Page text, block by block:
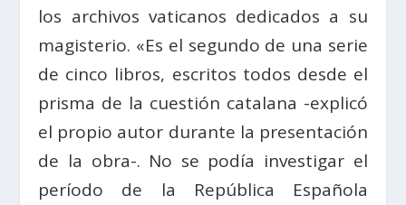
los archivos vaticanos dedicados a su
magisterio. «Es el segundo de una serie
de cinco libros, escritos todos desde el
prisma de la cuestión catalana -explicó
el propio autor durante la presentación
de la obra-. No se podía investigar el
período de la República Española